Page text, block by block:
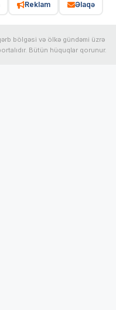
Reklam Əlaqə
bölgəsi və ölkə gündəmi üzrə
Bütün hüquqlar qorunur.